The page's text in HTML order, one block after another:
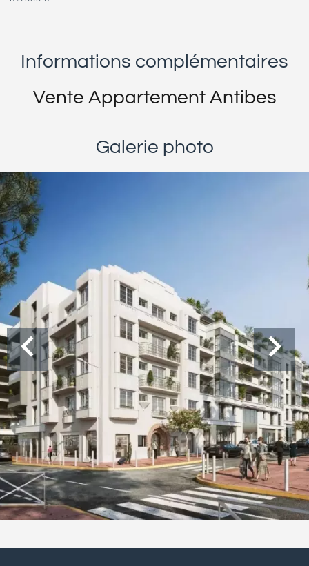
Informations complémentaires
Vente Appartement Antibes
Galerie photo